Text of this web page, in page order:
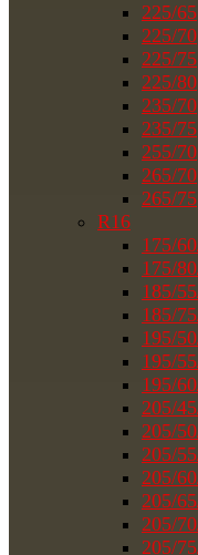
225/65
225/70
225/75
225/80
235/70
235/75
255/70
265/70
265/75
R16
175/
175/
185/
185/
195/
195/
195/
205/
205/
205/
205/
205/
205/
205/